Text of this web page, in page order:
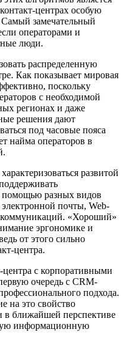
центрах особую
Самый замечательный
операторами и
люди.
распределенную
Как показывает мировая
поскольку
с необходимой
регионах и даже
решения дают
под часовые пояса
найма операторов в
развитой
разных видов
почты, Web-
«Хороший»
эргономике и
от этого сильно
центра.
с корпоративными
очередь с CRM-
подхода.
на это свойство
в ближайшей перспективе
информационную